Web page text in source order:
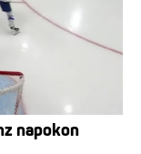
napokon